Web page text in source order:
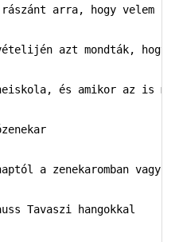
arra, hogy velem
azt mondták, hogy
és amikor az is
a zenekaromban vagy
Tavaszi hangokkal